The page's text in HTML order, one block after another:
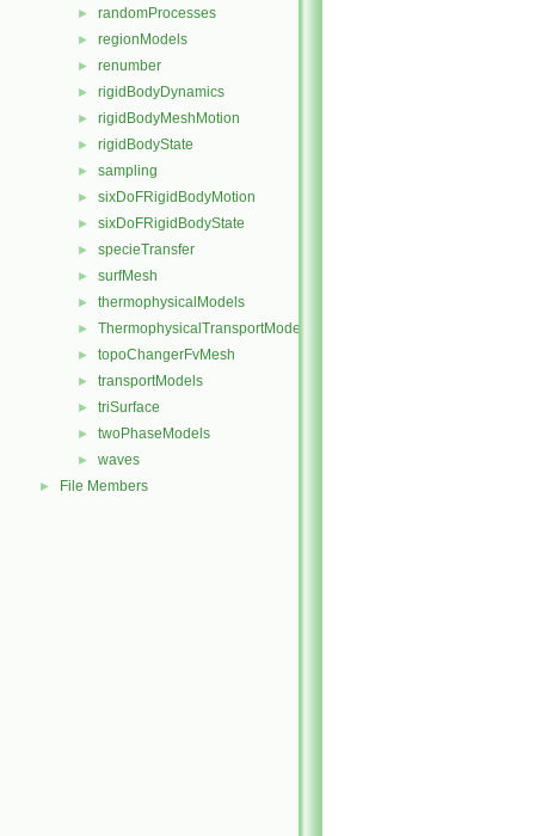
► randomProcesses
► regionModels
► renumber
► rigidBodyDynamics
► rigidBodyMeshMotion
► rigidBodyState
► sampling
► sixDoFRigidBodyMotion
► sixDoFRigidBodyState
► specieTransfer
► surfMesh
► thermophysicalModels
► ThermophysicalTransportModels
► topoChangerFvMesh
► transportModels
► triSurface
► twoPhaseModels
► waves
► File Members